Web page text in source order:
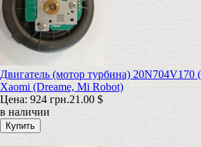
Двигатель (мотор турбина) 20N704V170
Xaomi (Dreame, Mi Robot)
Цена:924 грн.21.00 $
в наличии